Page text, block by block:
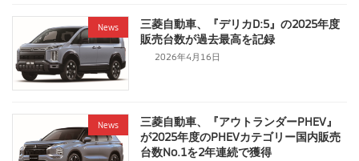
News
三菱自動車、『デリカD:5』の2025年度
販売台数が過去最高を記録
2026年4月16日
News
三菱自動車、『アウトランダーPHEV』
が2025年度のPHEVカテゴリー国内販売
台数No.1を2年連続で獲得